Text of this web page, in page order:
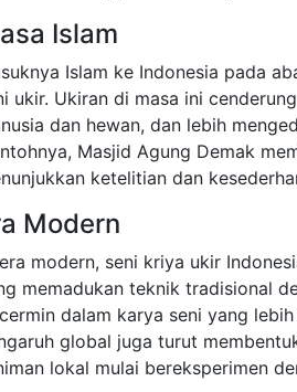
Islam
Islam ke Indonesia pada
ukir. Ukiran di masa ini
dan hewan, dan lebih
Masjid Agung Demak
ketelitian dan
Modern
modern, seni kriya ukir
memadukan teknik tradisional
dalam karya seni yang
global juga turut
lokal mulai bereksperimen